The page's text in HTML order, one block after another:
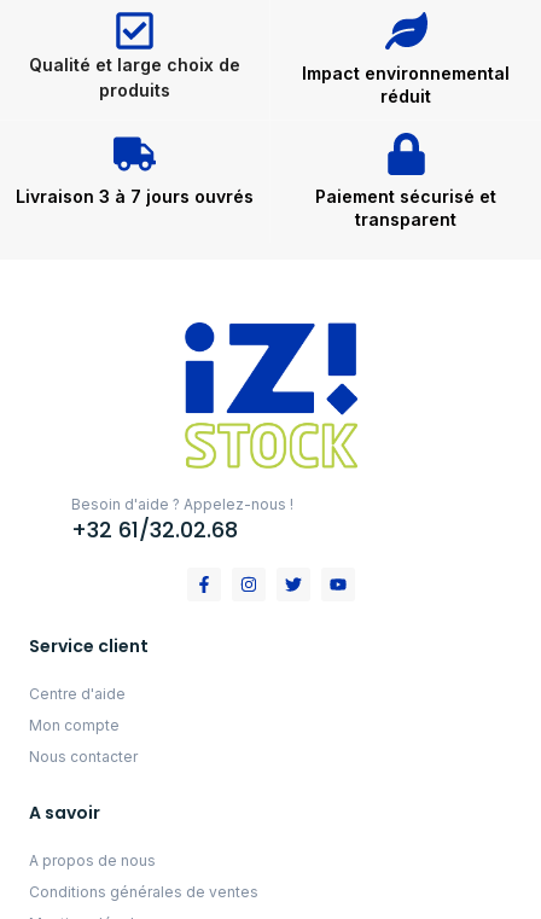
Qualité et large choix de
produits
Impact environnemental
réduit
Livraison 3 à 7 jours ouvrés
Paiement sécurisé et
transparent
Besoin d'aide ? Appelez-nous !
+32 61/32.02.68
Service client
Centre d'aide
Mon compte
Nous contacter
A savoir
A propos de nous
Conditions générales de ventes